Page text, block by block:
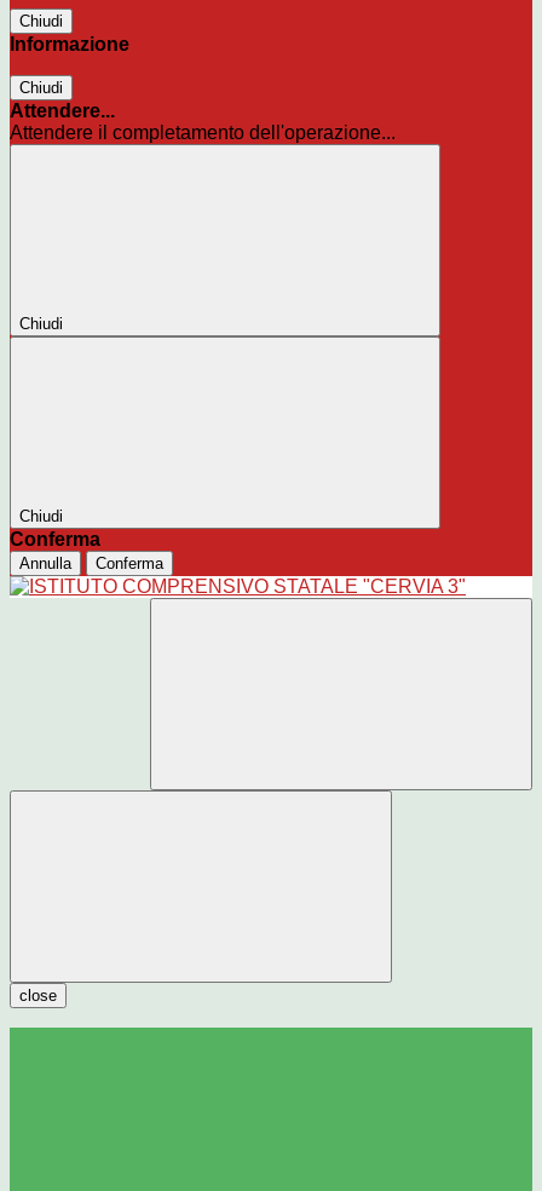
Chiudi
Informazione
Chiudi
Attendere...
Attendere il completamento dell'operazione...
Chiudi
Chiudi
Conferma
Annulla Conferma
close